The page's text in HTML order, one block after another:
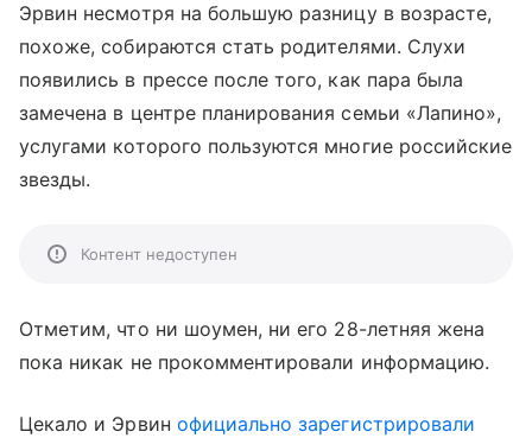
Эрвин несмотря на большую разницу в возрасте,
похоже, собираются стать родителями. Слухи
появились в прессе после того, как пара была
замечена в центре планирования семьи «Лапино»,
услугами которого пользуются многие российские
звезды.
Контент недоступен
Отметим, что ни шоумен, ни его 28-летняя жена
пока никак не прокомментировали информацию.
Цекало и Эрвин официально зарегистрировали